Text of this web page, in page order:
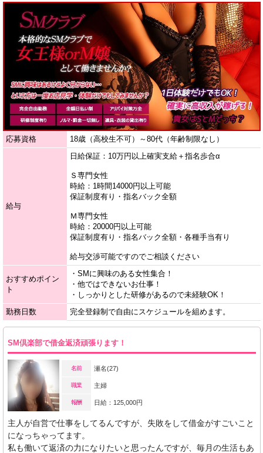
応募資格 18歳（高校生不可）～80代（年齢制限なし）
給与
日給保証：10万円以上確実支給＋指名歩合α
Ｓ専門女性
時給：1時間14000円以上可能
保証制度有り・指名バック全額
Ｍ専門女性
時給：20000円以上可能
保証制度有り・指名バック全額・各種手当有り
給与交渉可能ですのでご相談ください
おすすめポイン
ト
・SMに興味のある女性集合！
・他ではできないお仕事！
・しっかりとした研修があるので未経験OK！
勤務日数
完全登録制で自由にスケジュールを組めます。
SM倶楽部で借金返済頑張ります！
名前 瀬名(27)
職業 主婦
報酬 日給：125,000円
主人が自営で仕事をしてるんですが、失敗をして借金がすごいこと
になっちゃってます。
私も働いて返済の力になりたいと思ったんですが、毎月の生活もあ